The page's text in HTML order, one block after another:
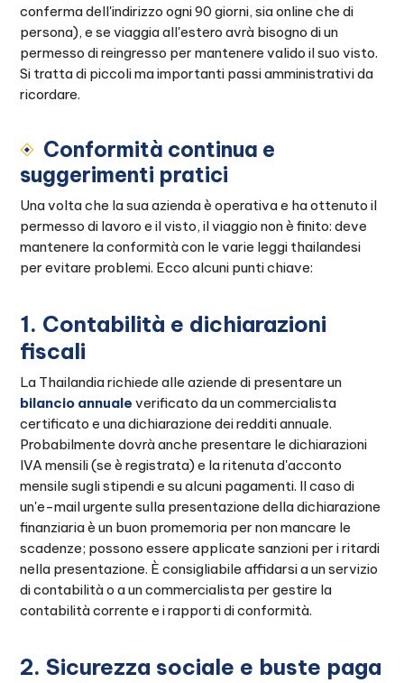
conferma dell'indirizzo ogni 90 giorni, sia online che di
persona), e se viaggia all'estero avrà bisogno di un
permesso di reingresso per mantenere valido il suo visto.
Si tratta di piccoli ma importanti passi amministrativi da
ricordare.
Conformità continua e
suggerimenti pratici
Una volta che la sua azienda è operativa e ha ottenuto il
permesso di lavoro e il visto, il viaggio non è finito: deve
mantenere la conformità con le varie leggi thailandesi
per evitare problemi. Ecco alcuni punti chiave:
1. Contabilità e dichiarazioni
fiscali
La Thailandia richiede alle aziende di presentare un
bilancio annuale verificato da un commercialista
certificato e una dichiarazione dei redditi annuale.
Probabilmente dovrà anche presentare le dichiarazioni
IVA mensili (se è registrata) e la ritenuta d'acconto
mensile sugli stipendi e su alcuni pagamenti. Il caso di
un'e-mail urgente sulla presentazione della dichiarazione
finanziaria è un buon promemoria per non mancare le
scadenze; possono essere applicate sanzioni per i ritardi
nella presentazione. È consigliabile affidarsi a un servizio
di contabilità o a un commercialista per gestire la
contabilità corrente e i rapporti di conformità.
2. Sicurezza sociale e buste paga